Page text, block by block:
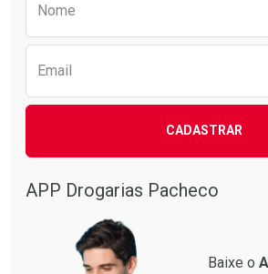
Nome
Email
CADASTRAR
APP Drogarias Pacheco
Baixe o